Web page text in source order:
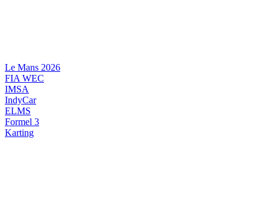
Le Mans 2026
FIA WEC
IMSA
IndyCar
ELMS
Formel 3
Karting